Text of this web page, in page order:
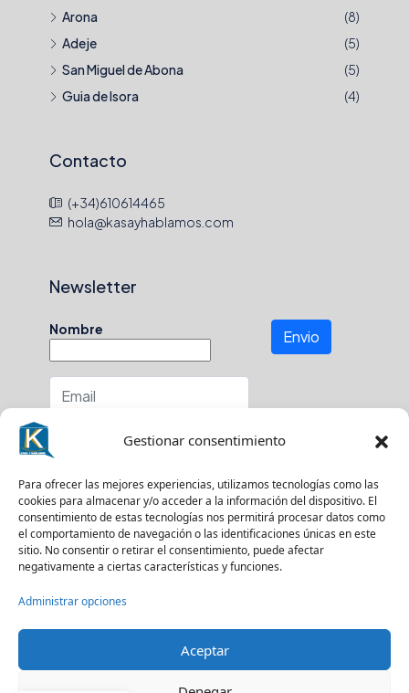
Gestionar consentimiento
Para ofrecer las mejores experiencias, utilizamos tecnologías como las
cookies para almacenar y/o acceder a la información del dispositivo. El
consentimiento de estas tecnologías nos permitirá procesar datos como
el comportamiento de navegación o las identificaciones únicas en este
sitio. No consentir o retirar el consentimiento, puede afectar
negativamente a ciertas características y funciones.
Administrar opciones
Aceptar
Arona
(8)
Adeje
(5)
San Miguel de Abona
(5)
Guia de Isora
(4)
Contacto
(+34)610614465
hola@kasayhablamos.com
Newsletter
Nombre
En que zona buscas?
Envio
Suscríbase a nuestro boletín para recibir
actualizaciones.
© Kasa y Hablamos - Todos los derechos reservados